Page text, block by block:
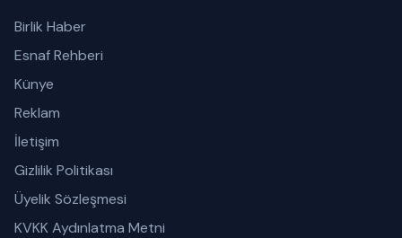
Birlik Haber
Esnaf Rehberi
Künye
Reklam
İletişim
Gizlilik Politikası
Üyelik Sözleşmesi
KVKK Aydınlatma Metni